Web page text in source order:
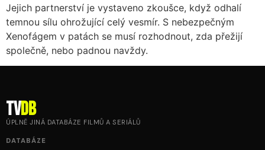
Jejich partnerství je vystaveno zkoušce, když odhalí
temnou sílu ohrožující celý vesmír. S nebezpečným
Xenofágem v patách se musí rozhodnout, zda přežijí
společně, nebo padnou navždy.
tvDB
ÚPLNĚ JINÁ DATABÁZE FILMŮ A SERIÁLŮ
DATABÁZE